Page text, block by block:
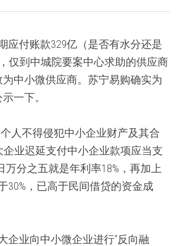
应付账款329亿（是否有水分还是
仅到中城院要案中心求助的供应商
中小微供应商。苏宁易购确实为
一下。
人不得侵犯中小企业财产及其合
业迟延支付中小企业款项应当支
分之五就是年利率18%，再加上
30%，已高于民间借贷的资金成
企业向中小微企业进行“反向融